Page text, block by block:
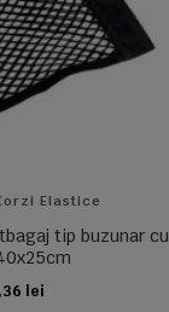
Elastice
tip buzunar cu
lei
IN COS